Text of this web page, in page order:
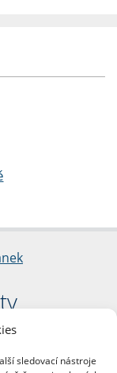
sledovací nástroje